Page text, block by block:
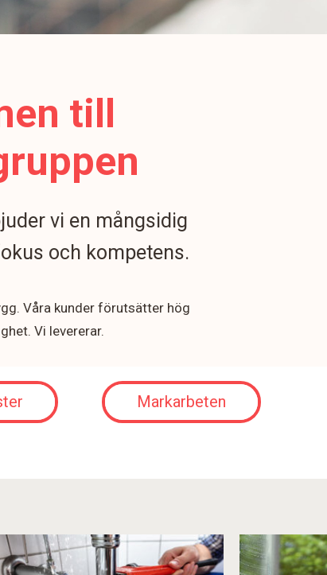
till
vi en mångsidig
och kompetens.
Våra kunder förutsätter hög
Vi levererar.
Markarbeten